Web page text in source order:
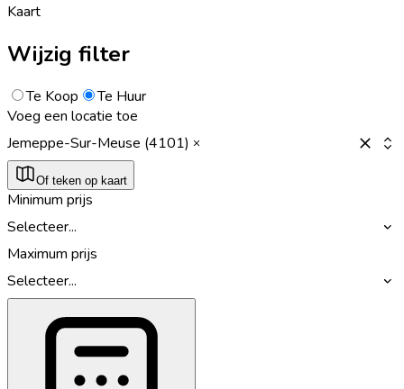
Kaart
Wijzig filter
Te Koop
Te Huur
Voeg een locatie toe
Jemeppe-Sur-Meuse (4101)
Of teken op kaart
Minimum prijs
Selecteer...
Maximum prijs
Selecteer...